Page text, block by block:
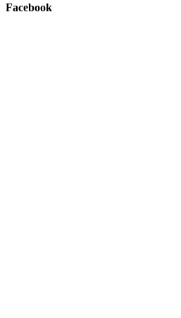
Facebook